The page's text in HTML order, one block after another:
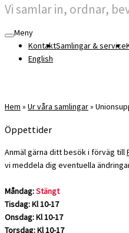
Vi samlar in, ordnar,
Meny
KontaktSamlingar & service
English
Hem » Ur våra samlingar»
Öppettider
Anmäl gärna ditt besök i förväg till
vi meddela dig eventuella
Måndag:Stängt
Tisdag: Kl 10-17
Onsdag: Kl 10-17
Torsdag: Kl 10-17